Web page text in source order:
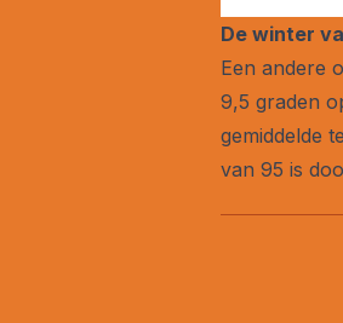
De winter
Een andere
9,5 graden
gemiddelde
van 95 is